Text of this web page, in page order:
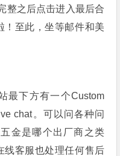
整之后点击进入最后合
！至此，坐等邮件和美
最下方有一个Custom
chat。可以问各种问
金是哪个出厂商之类
线客服也处理任何售后